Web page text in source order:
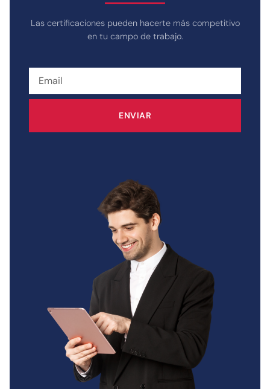
Las certificaciones pueden hacerte más competitivo
en tu campo de trabajo.
ENVIAR